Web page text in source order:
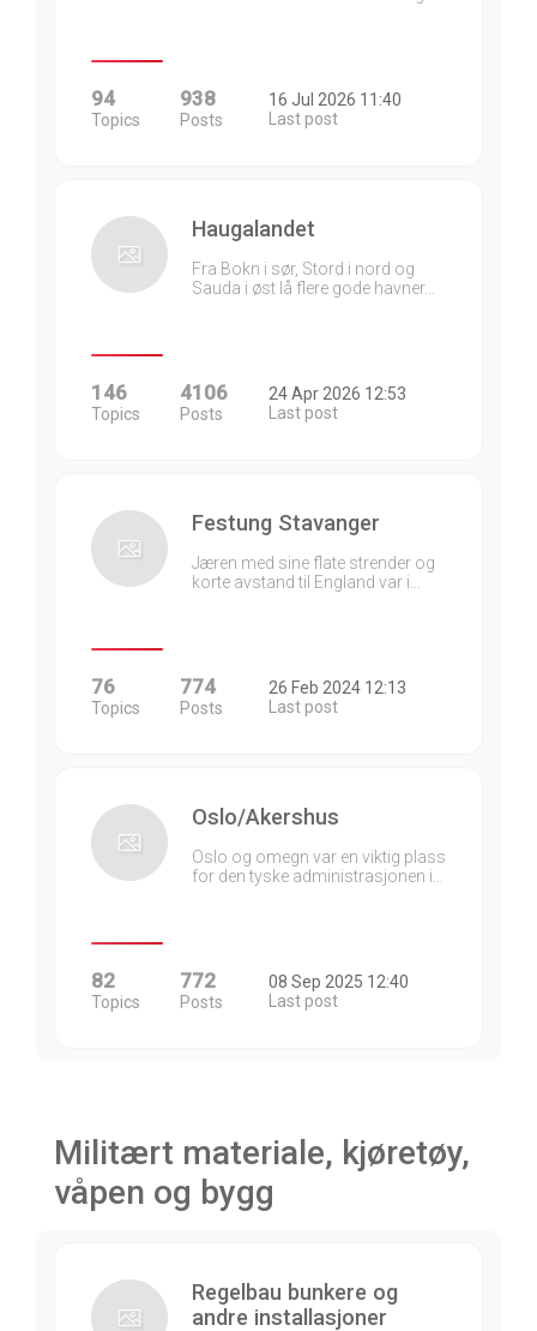
94
Topics
938
Posts
16 Jul 2026 11:40
Last post
Haugalandet
Fra Bokn i sør, Stord i nord og
Sauda i øst lå flere gode havner…
146
Topics
4106
Posts
24 Apr 2026 12:53
Last post
Festung Stavanger
Jæren med sine flate strender og
korte avstand til England var i…
76
Topics
774
Posts
26 Feb 2024 12:13
Last post
Oslo/Akershus
Oslo og omegn var en viktig plass
for den tyske administrasjonen i…
82
Topics
772
Posts
08 Sep 2025 12:40
Last post
Militært materiale, kjøretøy,
våpen og bygg
Regelbau bunkere og
andre installasjoner